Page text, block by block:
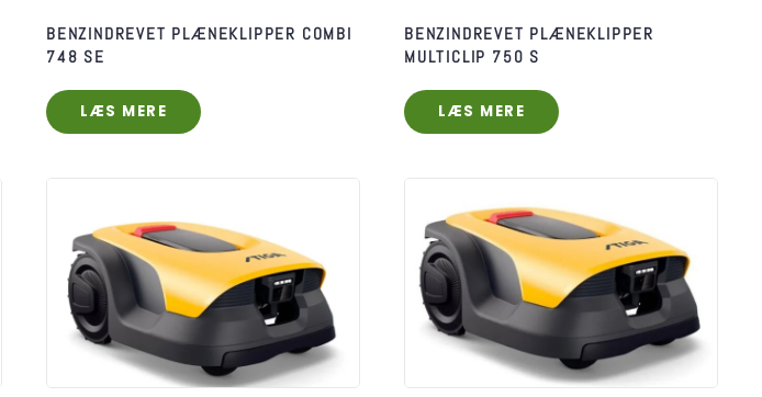
BENZINDREVET PLÆNEKLIPPER COMBI
748 SE
LÆS MERE
BENZINDREVET PLÆNEKLIPPER
MULTICLIP 750 S
LÆS MERE